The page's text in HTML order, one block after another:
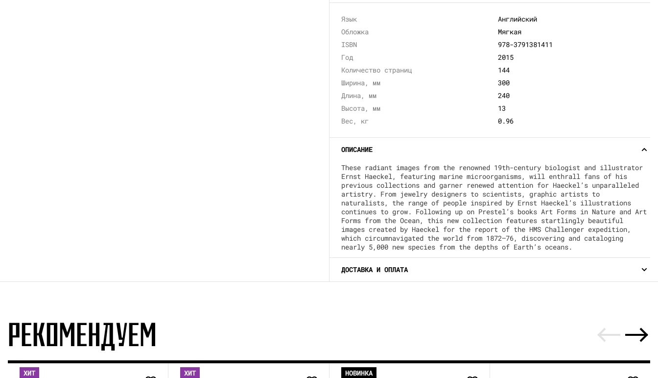
Язык
Английский
Обложка
Мягкая
ISBN
978-3791381411
Год
2015
Количество страниц
144
Ширина, мм
300
Длина, мм
240
Высота, мм
13
Вес, кг
0.96
ОПИСАНИЕ
These radiant images from the renowned 19th-century biologist and illustrator
Ernst Haeckel, featuring marine microorganisms, will enthrall fans of his
previous collections and garner renewed attention for Haeckel’s unparalleled
artistry. From jewelry designers to scientists, graphic artists to
naturalists, the range of people inspired by Ernst Haeckel’s illustrations
continues to grow. Following up on Prestel’s books Art Forms in Nature and Art
Forms from the Ocean, this new collection features startlingly beautiful
images created by Haeckel for the report of the HMS Challenger expedition,
which circumnavigated the world from 1872–76, discovering and cataloging
nearly 5,000 new species from the depths of Earth’s oceans.
ДОСТАВКА И ОПЛАТА
РЕКОМЕНДУЕМ
ХИТ ХИТ НОВИНКА